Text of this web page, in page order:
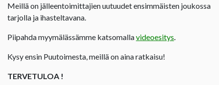
Meillä on jälleentoimittajien uutuudet ensimmäisten joukossa
tarjolla ja ihasteltavana.
Piipahda myymälässämme katsomallavideoesitys
Kysy ensin Puutoimesta, meillä on aina ratkaisu!
TERVETULOA !